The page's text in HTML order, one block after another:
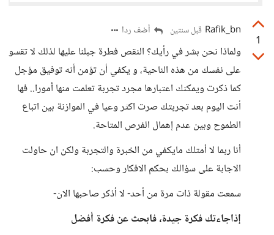
1
Rafik_bn قبل سنتين أضف ردا
ولماذا نحن بشر في رأيك؟ النقص فطرة جبلنا عليها لذلك لا تقسو
على نفسك من هذه الناحية، و يكفي أن تؤمن أنه توفيق مؤجل
كما ذكرت ويمكنك اعتبارها مجرد تجربة تعلمت منها أمورا.. فها
أنت اليوم بعد تجربتك صرت اكثر وعيا في الموازنة بين اتباع
الطموح وبين عدم إهمال الفرص المتاحة.
أنا ربما لا أمتلك مايكفي من الخبرة والتجربة ولكن ان حاولت
الاجابة على سؤالك بحكم الافكار وحسب:
سمعت مقولة ذات مرة من أحد- لا أذكر صاحبها الان-
إذاجاءتك فكرة جيدة، فابحث عن فكرة أفضل